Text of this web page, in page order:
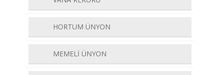
HORTUM ÜNYON
MEMELİ ÜNYON